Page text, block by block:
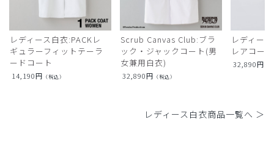
レディース白衣:PACKレ
ギュラーフィットテーラ
ードコート
14,190円 （税込）
Scrub Canvas Club:ブラ
ック・ジャックコート(男
女兼用白衣)
32,890円 （税込）
レディー
レアコート
32,890円
レディース白衣商品一覧へ ＞